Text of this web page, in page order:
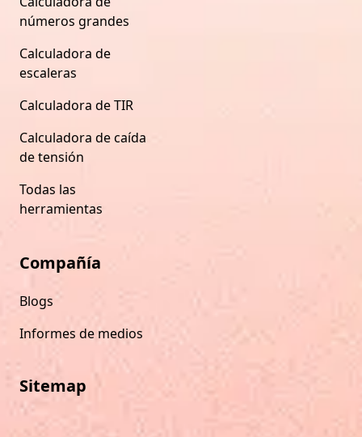
números grandes
Calculadora de
escaleras
Calculadora de TIR
Calculadora de caída
de tensión
Todas las
herramientas
Compañía
Blogs
Informes de medios
Sitemap